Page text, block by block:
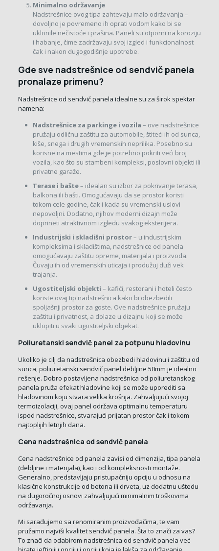
Minimalno održavanje
Nadstrešnice ovog tipa zahtevaju malo održavanja –
dovoljno je povremeno ih oprati vodom kako bi se
uklonile nečistoće i prašina. Paneli su otporni na koroziju
i habanje, čime zadržavaju svoj izgled i funkcionalnost
čak i nakon dugogodišnje upotrebe.
Gde sve nadstrešnice od sendvič panela
pronalaze primenu?
Nadstrešnice od sendvič panela idealne su za širok spektar
namena:
Nadstrešnice za parkinge i vozila – ove nadstrešnice
pružaju odličnu zaštitu za automobile, štiteći ih od sunca,
kiše, snega i drugih vremenskih neprilika. Posebno su
korisne na mestima gde je potrebno pokriti veći broj
vozila, kao što su stambeni kompleksi, poslovni objekti ili
privatne garaže.
Terase i bašte– idealan su izbor za pokrivanje terasa,
balkona ili bašti. Omogućavaju da se prostor koristi
tokom cele godine, čak i kada su vremenski uslovi
nepovoljni. Dodatno, njihov moderni dizajn može
doprineti atraktivnom izgledu svakog eksterijera.
Industrijski i skladišni prostor– u industrijskim
kompleksima i skladištima, nadstrešnice od panela
omogućavaju zaštitu opreme, materijala i proizvoda.
Čuvaju ih od vremenskih uticaja i produžuj duži vek
trajanja.
Ugostiteljski objekti – kafići, restorani i hoteli često
koriste ovaj tip nadstrešnica kako bi obezbedili
spoljašnji prostor za goste. Ove nadstrešnice pružaju
zaštitu i privatnost, a dolaze u dizajnu koji se može
uklopiti u svaki ugostiteljski objekat.
Poliuretanski sendvič panel za potpunu hladovinu
Ukoliko je cilj da nadstrešnica obezbedi hladovinu i zaštitu od
sunca, poliuretanski sendvič panel debljine 50mm je idealno
rešenje. Dobro postavljena nadstrešnica od poliuretanskog
panela pruža efekat hladovine koji se može uporediti sa
hladovinom koju stvara velika krošnja. Zahvaljujući svojoj
termoizolaciji, ovaj panel održava optimalnu temperaturu
ispod nadstrešnice, stvarajući prijatan prostor čak i tokom
najtoplijih letnjih dana.
Cena nadstrešnica od sendvič panela
Cena nadstrešnice od panela zavisi od dimenzija, tipa panela
(debljine i materijala), kao i od kompleksnosti montaže.
Generalno, predstavljaju pristupačniju opciju u odnosu na
klasične konstrukcije od betona ili drveta, uz dodatnu uštedu
na dugoročnoj osnovi zahvaljujući minimalnim troškovima
održavanja.
Mi sarađujemo sa renomiranim proizvođačima, te vam
pružamo najviši kvalitet sendvič panela. Šta to znači za vas?
To znači da odabirom nadstrešnica od sendvič panela već